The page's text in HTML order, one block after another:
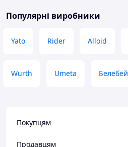
Популярні виробники
Yato Rider Alloid
Wurth Umeta Белебей
Покупцям
Продавцям